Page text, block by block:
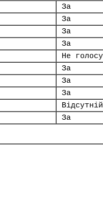
За
За
За
За
Не
За
За
За
Відсутній
За